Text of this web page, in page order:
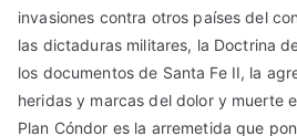
invasiones contra otros países del
las dictaduras militares, la Doctrina
los documentos de Santa Fe II, la
heridas y marcas del dolor y muerte
Plan Cóndor es la arremetida que